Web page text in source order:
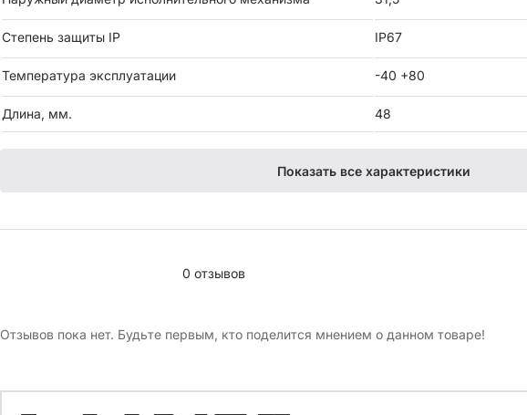
Степень защиты IP IP67
Температура эксплуатации -40 +80
Длина, мм. 48
Показать все характеристики
0 отзывов
Отзывов пока нет. Будьте первым, кто поделится мнением о данном товаре!